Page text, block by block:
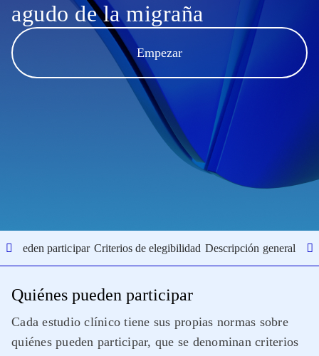
agudo de la migraña
Empezar
pueden participar Criterios de elegibilidad Descripción general del
Quiénes pueden participar
Cada estudio clínico tiene sus propias normas sobre
quiénes pueden participar, que se denominan criterios